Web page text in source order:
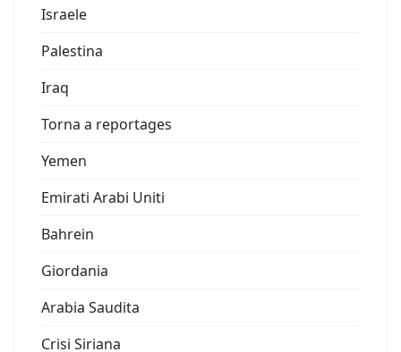
Israele
Palestina
Iraq
Torna a reportages
Yemen
Emirati Arabi Uniti
Bahrein
Giordania
Arabia Saudita
Crisi Siriana